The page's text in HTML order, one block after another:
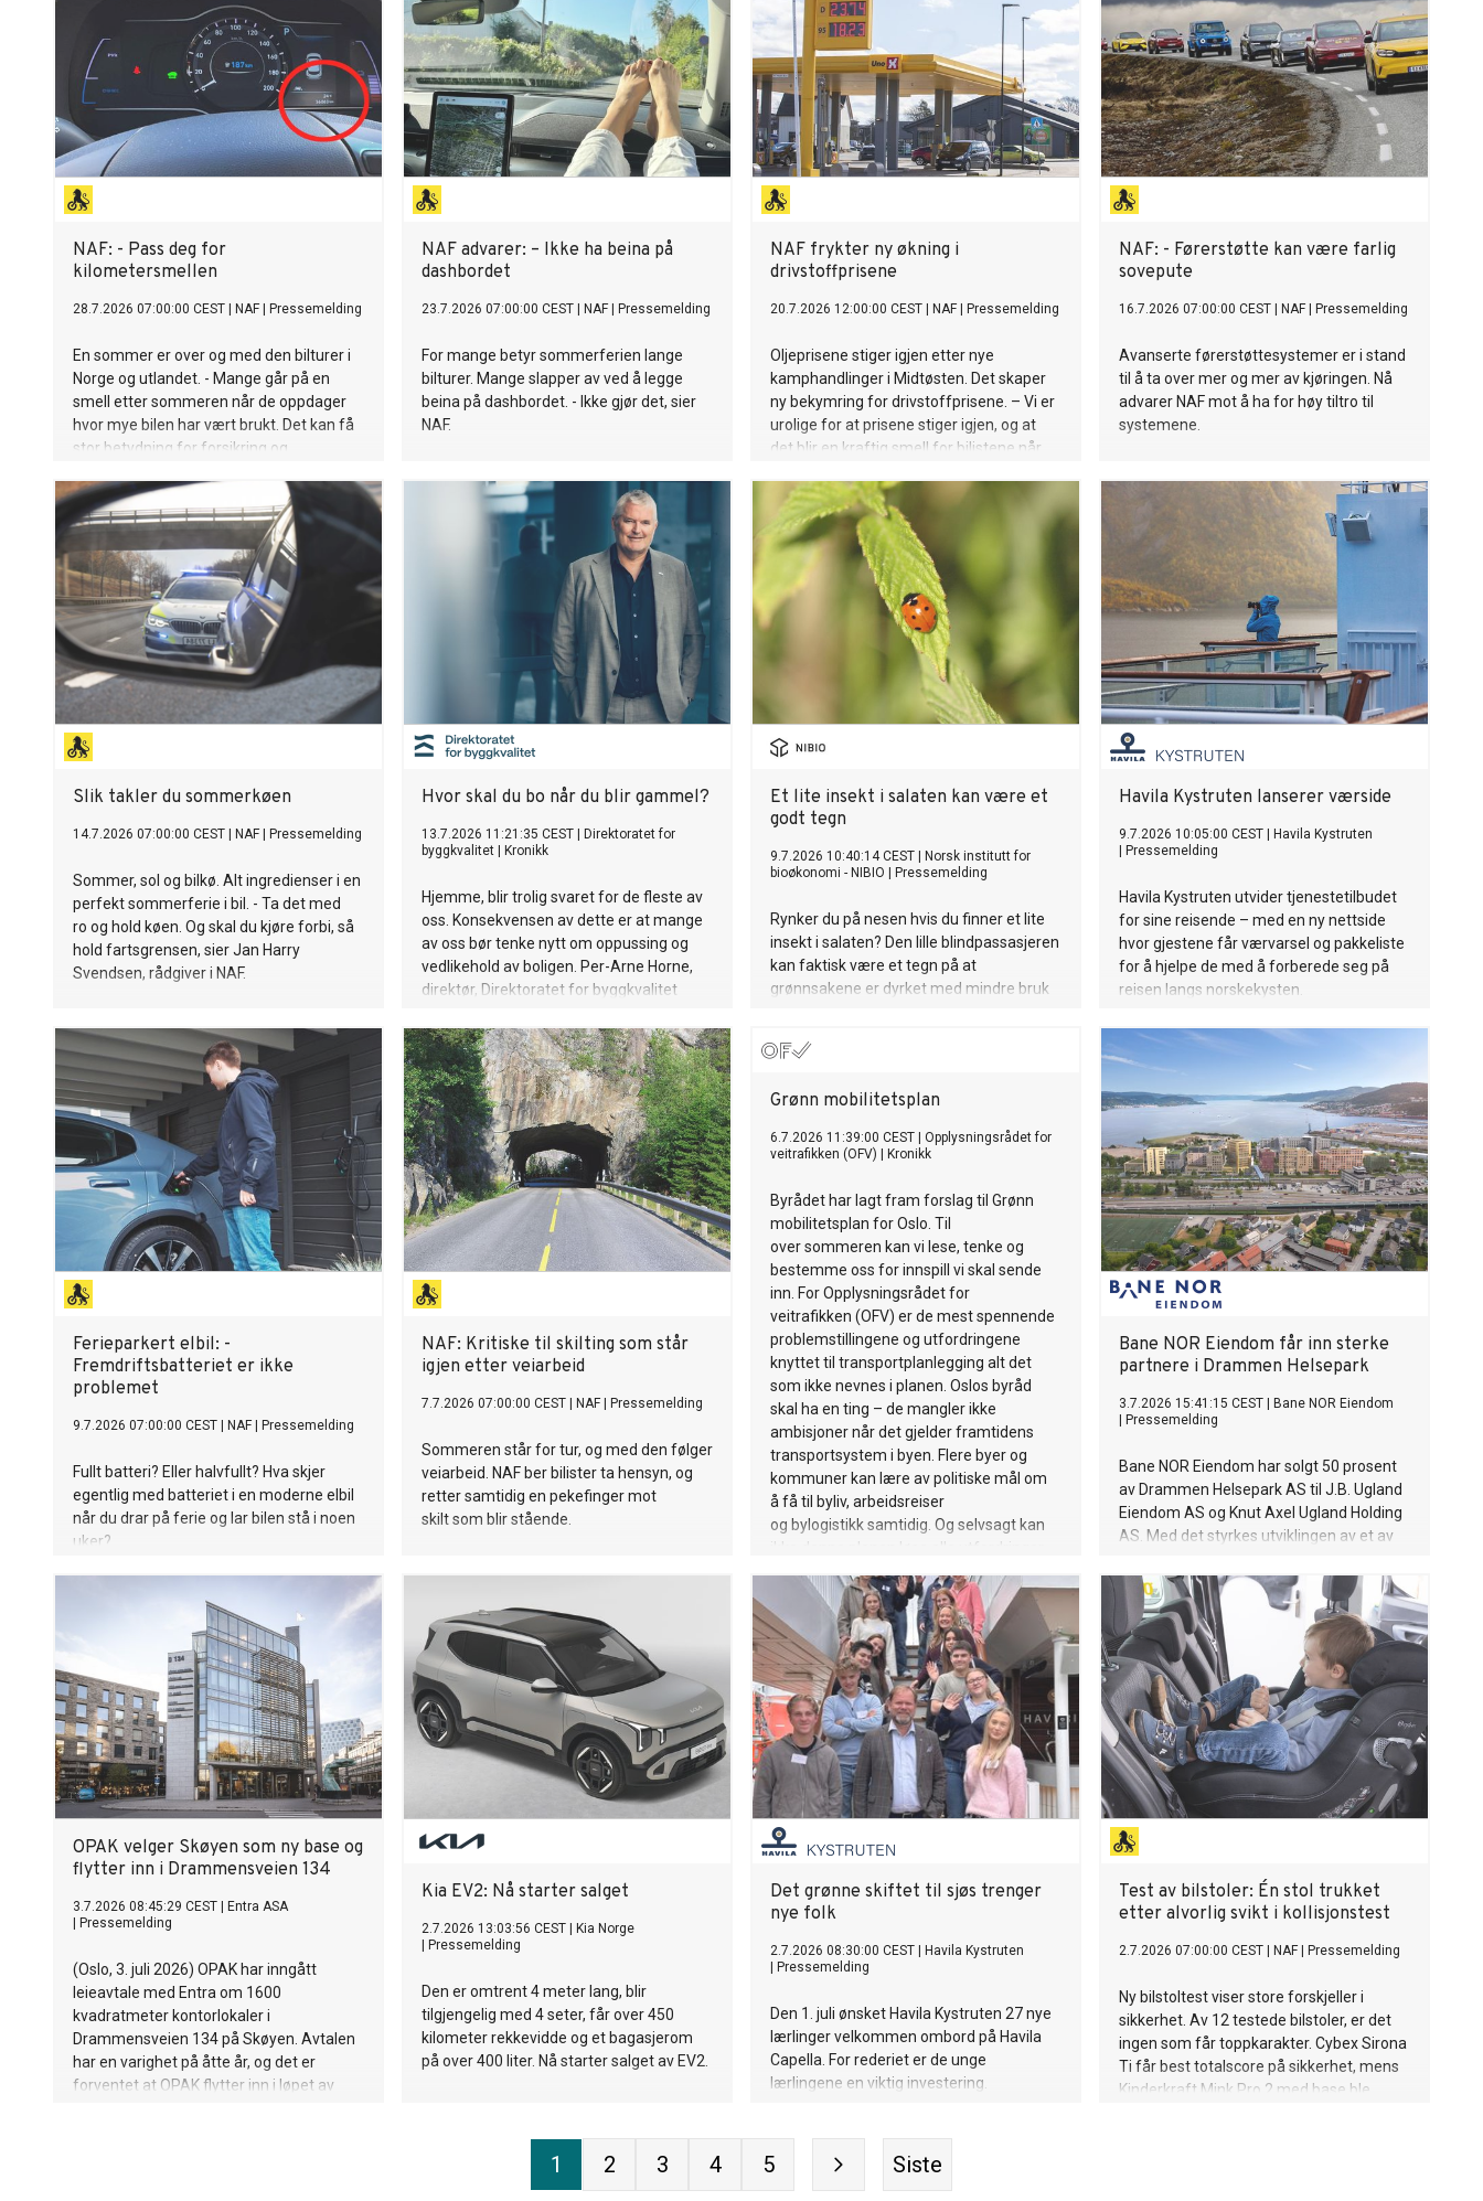
standarden for cruiseindustrien.
NAF: - Pass deg for
kilometersmellen
28.7.2026 07:00:00 CEST NAF Pressemelding
En sommer er over og med den bilturer i
Norge og utlandet. - Mange går på en
smell etter sommeren når de oppdager
hvor mye bilen har vært brukt. Det kan få
stor betydning for forsikring og
NAF advarer: – Ikke ha beina på
dashbordet
23.7.2026 07:00:00 CEST NAF Pressemelding
For mange betyr sommerferien lange
bilturer. Mange slapper av ved å legge
beina på dashbordet. - Ikke gjør det, sier
NAF.
NAF frykter ny økning i
drivstoffprisene
20.7.2026 12:00:00 CEST NAF Pressemelding
Oljeprisene stiger igjen etter nye
kamphandlinger i Midtøsten. Det skaper
ny bekymring for drivstoffprisene. – Vi er
urolige for at prisene stiger igjen, og at
det blir en kraftig smell for bilistene når
sier Ingunn Handagard, pressesjef i NAF.
NAF: - Førerstøtte kan være farlig
sovepute
16.7.2026 07:00:00 CEST NAF Pressemelding
Avanserte førerstøttesystemer er i stand
til å ta over mer og mer av kjøringen. Nå
advarer NAF mot å ha for høy tiltro til
systemene.
Slik takler du sommerkøen
14.7.2026 07:00:00 CEST NAF Pressemelding
Sommer, sol og bilkø. Alt ingredienser i en
perfekt sommerferie i bil. - Ta det med
ro og hold køen. Og skal du kjøre forbi, så
hold fartsgrensen, sier Jan Harry
Svendsen, rådgiver i NAF.
Hvor skal du bo når du blir gammel?
13.7.2026 11:21:35 CEST
Direktoratet for
byggkvalitet
Kronikk
Hjemme, blir trolig svaret for de fleste av
oss. Konsekvensen av dette er at mange
av oss bør tenke nytt om oppussing og
vedlikehold av boligen. Per-Arne Horne,
direktør, Direktoratet for byggkvalitet
Et lite insekt i salaten kan være et
godt tegn
9.7.2026 10:40:14 CEST
Norsk institutt for
bioøkonomi - NIBIO
Pressemelding
Rynker du på nesen hvis du finner et lite
insekt i salaten? Den lille blindpassasjeren
kan faktisk være et tegn på at
grønnsakene er dyrket med mindre bruk
mat av god kvalitet.
Havila Kystruten lanserer værside
9.7.2026 10:05:00 CEST
Havila Kystruten
Pressemelding
Havila Kystruten utvider tjenestetilbudet
for sine reisende – med en ny nettside
hvor gjestene får værvarsel og pakkeliste
for å hjelpe de med å forberede seg på
reisen langs norskekysten.
Ferieparkert elbil: -
Fremdriftsbatteriet er ikke
problemet
9.7.2026 07:00:00 CEST NAF Pressemelding
Fullt batteri? Eller halvfullt? Hva skjer
egentlig med batteriet i en moderne elbil
når du drar på ferie og lar bilen stå i noen
uker?
NAF: Kritiske til skilting som står
igjen etter veiarbeid
7.7.2026 07:00:00 CEST NAF Pressemelding
Sommeren står for tur, og med den følger
veiarbeid. NAF ber bilister ta hensyn, og
retter samtidig en pekefinger mot
skilt som blir stående.
Grønn mobilitetsplan
6.7.2026 11:39:00 CEST
Opplysningsrådet for
veitrafikken (OFV)
Kronikk
Byrådet har lagt fram forslag til Grønn
mobilitetsplan for Oslo. Til
over sommeren kan vi lese, tenke og
bestemme oss for innspill vi skal sende
inn. For Opplysningsrådet for
veitrafikken (OFV) er de mest spennende
problemstillingene og utfordringene
knyttet til transportplanlegging alt det
som ikke nevnes i planen. Oslos byråd
skal ha en ting – de mangler ikke
ambisjoner når det gjelder framtidens
transportsystem i byen. Flere byer og
kommuner kan lære av politiske mål om
å få til byliv, arbeidsreiser
og bylogistikk samtidig. Og selvsagt kan
ikke denne planen løse alle utfordringer,
særlig synlige. For det mest interessante
med mobilitet i Oslo er det som planen
ikke sier noe om.
Bane NOR Eiendom får inn sterke
partnere i Drammen Helsepark
3.7.2026 15:41:15 CEST
Bane NOR Eiendom
Pressemelding
Bane NOR Eiendom har solgt 50 prosent
av Drammen Helsepark AS til J.B. Ugland
Eiendom AS og Knut Axel Ugland Holding
AS. Med det styrkes utviklingen av et av
byutviklingsprosjekter.
OPAK velger Skøyen som ny base og
flytter inn i Drammensveien 134
3.7.2026 08:45:29 CEST
Entra ASA
Pressemelding
(Oslo, 3. juli 2026) OPAK har inngått
leieavtale med Entra om 1600
kvadratmeter kontorlokaler i
Drammensveien 134 på Skøyen. Avtalen
har en varighet på åtte år, og det er
forventet at OPAK flytter inn i løpet av
Kia EV2: Nå starter salget
2.7.2026 13:03:56 CEST
Kia Norge
Pressemelding
Den er omtrent 4 meter lang, blir
tilgjengelig med 4 seter, får over 450
kilometer rekkevidde og et bagasjerom
på over 400 liter. Nå starter salget av EV2.
Det grønne skiftet til sjøs trenger
nye folk
2.7.2026 08:30:00 CEST
Havila Kystruten
Pressemelding
Den 1. juli ønsket Havila Kystruten 27 nye
lærlinger velkommen ombord på Havila
Capella. For rederiet er de unge
lærlingene en viktig investering.
Test av bilstoler: Én stol trukket
etter alvorlig svikt i kollisjonstest
2.7.2026 07:00:00 CEST NAF Pressemelding
Ny bilstoltest viser store forskjeller i
sikkerhet. Av 12 testede bilstoler, er det
ingen som får toppkarakter. Cybex Sirona
Ti får best totalscore på sikkerhet, mens
Kinderkraft Mink Pro 2 med base ble
1 2 3 4 5 Siste